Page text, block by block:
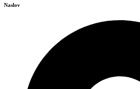
Naslov